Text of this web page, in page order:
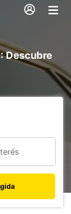
Descubre